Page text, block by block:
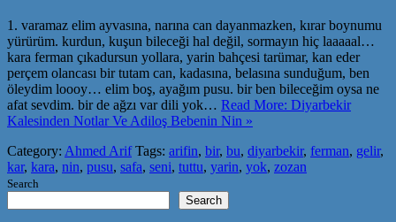
1. varamaz elim ayvasına, narına can dayanmazken, kırar boynumu
yürürüm. kurdun, kuşun bileceği hal değil, sormayın hiç laaaaal…
kara ferman çıkadursun yollara, yarin bahçesi tarümar, kan eder
perçem olancası bir tutam can, kadasına, belasına sunduğum, ben
öleydim loooy… elim boş, ayağım pusu. bir ben bileceğim oysa ne
afat sevdim. bir de ağzı var dili yok… Read More: Diyarbekir
Kalesinden Notlar Ve Adiloş Bebenin Nin »
Category: Ahmed Arif Tags: arifin, bir, bu, diyarbekir, ferman, gelir,
kar, kara, nin, pusu, safa, seni, tuttu, yarin, yok, zozan
Search
Search